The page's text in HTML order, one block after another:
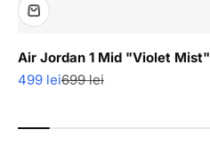
Air Jordan 1 Mid "Violet Mist"
Pret redus
499 leiPret normal
699 lei